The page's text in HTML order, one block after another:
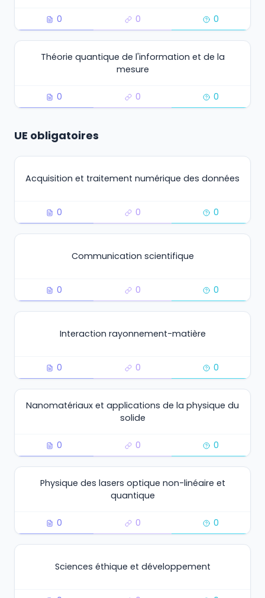
0 0 0
Théorie quantique de l'information et de la
mesure
0 0 0
UE obligatoires
Acquisition et traitement numérique des données
0 0 0
Communication scientifique
0 0 0
Interaction rayonnement-matière
0 0 0
Nanomatériaux et applications de la physique du
solide
0 0 0
Physique des lasers optique non-linéaire et
quantique
0 0 0
Sciences éthique et développement